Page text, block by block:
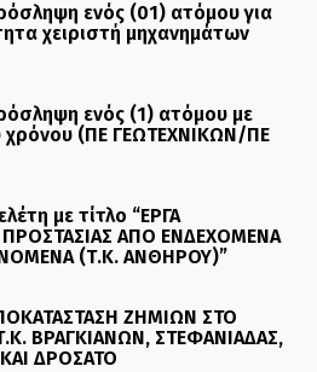
ενός (01) ατόμου για
χειριστή μηχανημάτων
ενός (1) ατόμου με
χρόνου (ΠΕ ΓΕΩΤΕΧΝΙΚΩΝ/ΠΕ
με τίτλο “ΕΡΓΑ
ΠΡΟΣΤΑΣΙΑΣ ΑΠΟ ΕΝΔΕΧΟΜΕΝΑ
(Τ.Κ. ΑΝΘΗΡΟΥ)”
ΖΗΜΙΩΝ ΣΤΟ
ΒΡΑΓΚΙΑΝΩΝ, ΣΤΕΦΑΝΙΑΔΑΣ,
ΔΡΟΣΑΤΟ